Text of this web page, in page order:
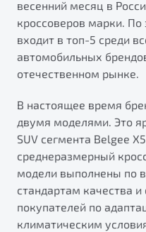
от 1 699 990 ₽*
Обзор В наличии
Подробно
Автомобили в
Тест-драйв
Автокредит
Спецпредложения
Будьте еще более
Преимущества
Запись на сервис
Калькулятор ТО
весенний месяц в
кроссоверов марки.
входит в топ-5 среди
автомобильных
отечественном рынке.
В настоящее время
двумя моделями. Это
SUV сегмента Belgee
среднеразмерный
модели выполнены по
стандартам качества
покупателей по
климатическим